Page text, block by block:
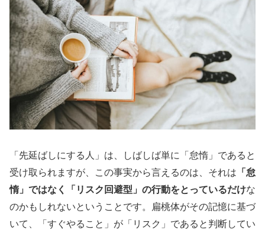
「先延ばしにする人」は、しばしば単に「怠惰」であると
受け取られますが、この事実から言えるのは、それは 「怠
惰」ではなく「リスク回避型」の行動をとっているだけな
のかもしれないということです。扁桃体がその記憶に基づ
いて、「すぐやること」が「リスク」であると判断してい